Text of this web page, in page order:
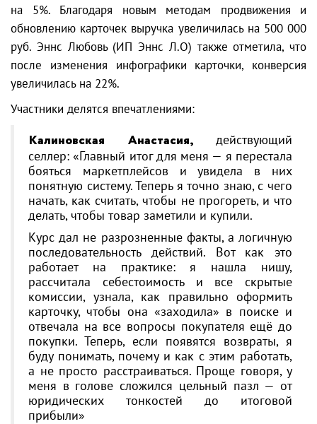
на 5%. Благодаря новым методам продвижения и
обновлению карточек выручка увеличилась на 500 000
руб. Эннс Любовь (ИП Эннс Л.О) также отметила, что
после изменения инфографики карточки, конверсия
увеличилась на 22%.
Участники делятся впечатлениями:
Калиновская Анастасия,
действующий
селлер: «Главный итог для меня — я перестала
бояться маркетплейсов и увидела в них
понятную систему. Теперь я точно знаю, с чего
начать, как считать, чтобы не прогореть, и что
делать, чтобы товар заметили и купили.
Курс дал не разрозненные факты, а логичную
последовательность действий. Вот как это
работает на практике: я нашла нишу,
рассчитала себестоимость и все скрытые
комиссии, узнала, как правильно оформить
карточку, чтобы она «заходила» в поиске и
отвечала на все вопросы покупателя ещё до
покупки. Теперь, если появятся возвраты, я
буду понимать, почему и как с этим работать,
а не просто расстраиваться. Проще говоря, у
меня в голове сложился цельный пазл — от
юридических тонкостей до итоговой
прибыли»